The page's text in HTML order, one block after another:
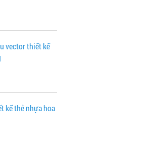
vector thiết kế
kế thẻ nhựa hoa